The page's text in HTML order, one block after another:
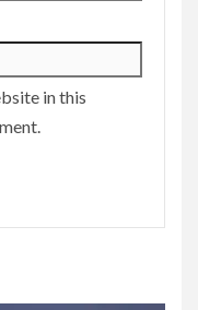
in this